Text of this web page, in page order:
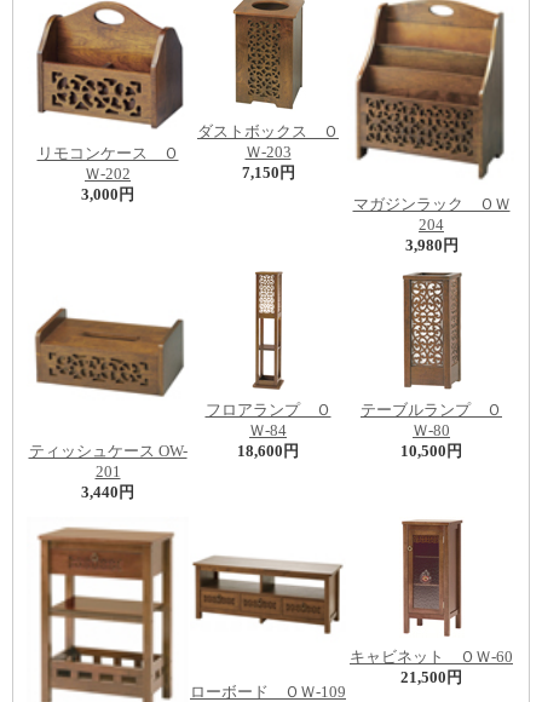
リモコンケース Ｏ
Ｗ-202
3,000円
ダストボックス Ｏ
Ｗ-203
7,150円
マガジンラック ＯＷ
204
3,980円
ティッシュケース OW-
201
3,440円
フロアランプ Ｏ
Ｗ-84
18,600円
テーブルランプ Ｏ
Ｗ-80
10,500円
ローボード ＯＷ-109
キャビネット ＯＷ-60
21,500円